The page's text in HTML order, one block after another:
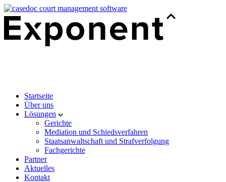
Startseite
Über uns
Lösungen
Gerichte
Mediation und Schiedsverfahren
Staatsanwaltschaft und Strafverfolgung
Fachgerichte
Partner
Aktuelles
Kontakt